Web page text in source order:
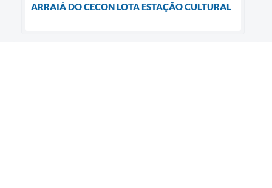
ARRAIÁ DO CECON LOTA ESTAÇÃO CULTURAL